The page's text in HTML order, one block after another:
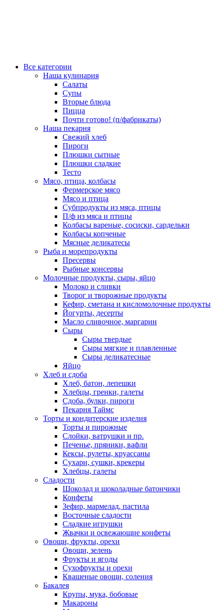
Все категории
Наша кулинария
Салаты
Супы
Вторые блюда
Пицца
Почти готово! (п/фабрикаты)
Наша пекарня
Свежий хлеб
Пироги
Плюшки сытные
Плюшки сладкие
Тесто
Мясо, птица, колбасы
Фермерское мясо
Мясо и птица
Субпродукты из мяса, птицы
П/ф из мяса и птицы
Колбасы вареные, сосиски, сардельки
Колбасы копченые
Мясные деликатесы
Рыба и морепродукты
Пресервы
Рыбные консервы
Молочные продукты, сыры, яйцо
Молоко и сливки
Творог и творожные продукты
Кефир, сметана и кисломолочные продукты
Йогурты, десерты
Масло сливочное, маргарин
Сыры
Сыры твердые
Сыры мягкие и плавленные
Сыры деликатесные
Яйцо
Хлеб и сдоба
Хлеб, батон, лепешки
Хлебцы, гренки, галеты
Сдоба, булки, пироги
Пекарня Таймс
Торты и кондитерские изделия
Торты и пирожные
Слойки, ватрушки и пр.
Печенье, пряники, вафли
Кексы, рулеты, круассаны
Сухари, сушки, крекеры
Хлебцы, галеты
Сладости
Шоколад и шоколадные батончики
Конфеты
Зефир, мармелад, пастила
Восточные сладости
Сладкие игрушки
Жвачки и освежающие конфеты
Овощи, фрукты, орехи
Овощи, зелень
Фрукты и ягоды
Сухофрукты и орехи
Квашеные овощи, соления
Бакалея
Крупы, мука, бобовые
Макароны